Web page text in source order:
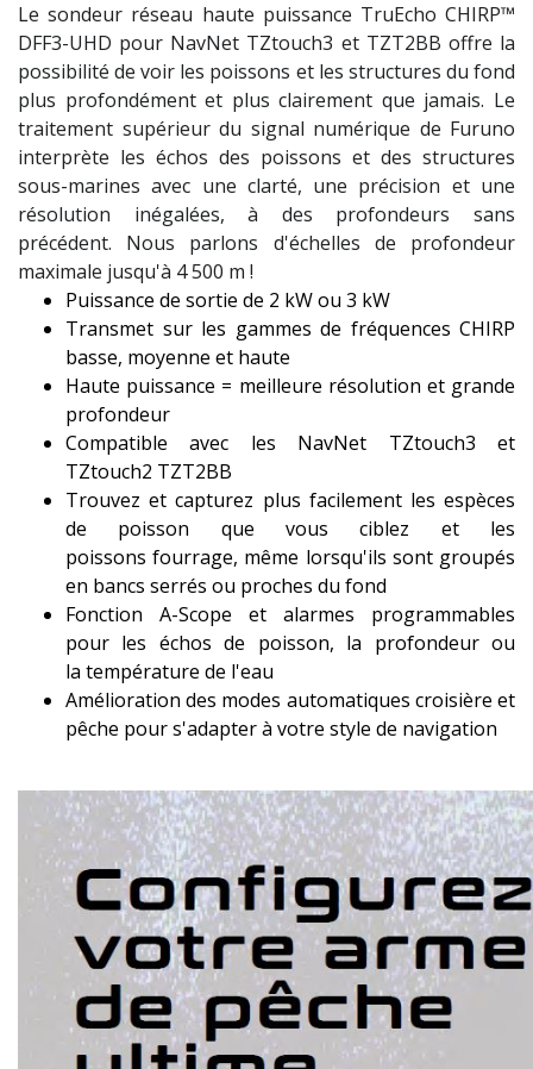
Le sondeur réseau haute puissance TruEcho CHIRP™
DFF3-UHD pour NavNet TZtouch3 et TZT2BB offre la
possibilité de voir les poissons et les structures du fond
plus profondément et plus clairement que jamais. Le
traitement supérieur du signal numérique de Furuno
interprète les échos des poissons et des structures
sous-marines avec une clarté, une précision et une
résolution inégalées, à des profondeurs sans
précédent. Nous parlons d'échelles de profondeur
maximale jusqu'à 4 500 m !
Puissance de sortie de 2 kW ou 3 kW
Transmet sur les gammes de fréquences CHIRP
basse, moyenne et haute
Haute puissance = meilleure résolution et grande
profondeur
Compatible avec les NavNet TZtouch3 et
TZtouch2 TZT2BB
Trouvez et capturez plus facilement les espèces
de poisson que vous ciblez et les
poissons fourrage, même lorsqu'ils sont groupés
en bancs serrés ou proches du fond
Fonction A-Scope et alarmes programmables
pour les échos de poisson, la profondeur ou
la température de l'eau
Amélioration des modes automatiques croisière et
pêche pour s'adapter à votre style de navigation